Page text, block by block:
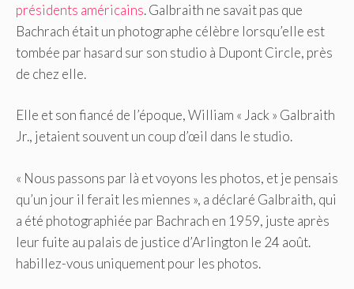
présidents américains. Galbraith ne savait pas que
Bachrach était un photographe célèbre lorsqu’elle est
tombée par hasard sur son studio à Dupont Circle, près
de chez elle.
Elle et son fiancé de l’époque, William « Jack » Galbraith
Jr., jetaient souvent un coup d’œil dans le studio.
« Nous passons par là et voyons les photos, et je pensais
qu’un jour il ferait les miennes », a déclaré Galbraith, qui
a été photographiée par Bachrach en 1959, juste après
leur fuite au palais de justice d’Arlington le 24 août.
habillez-vous uniquement pour les photos.